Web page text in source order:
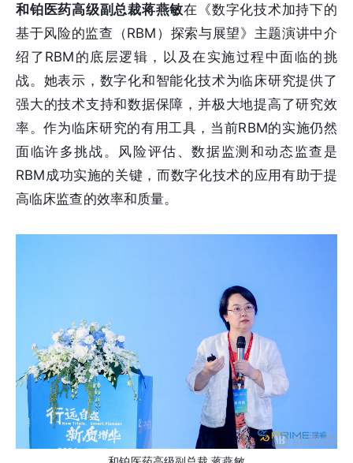
和铂医药高级副总裁蒋燕敏在《数字化技术加持下的
基于风险的监查（RBM）探索与展望》主题演讲中介
绍了RBM的底层逻辑，以及在实施过程中面临的挑
战。她表示，数字化和智能化技术为临床研究提供了
强大的技术支持和数据保障，并极大地提高了研究效
率。作为临床研究的有用工具，当前RBM的实施仍然
面临许多挑战。风险评估、数据监测和动态监查是
RBM成功实施的关键，而数字化技术的应用有助于提
高临床监查的效率和质量。